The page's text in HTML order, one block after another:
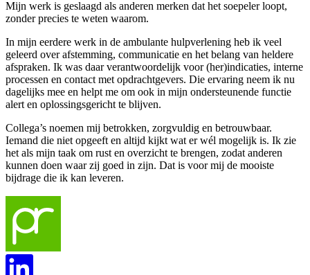
Mijn werk is geslaagd als anderen merken dat het soepeler loopt,
zonder precies te weten waarom.
In mijn eerdere werk in de ambulante hulpverlening heb ik veel
geleerd over afstemming, communicatie en het belang van heldere
afspraken. Ik was daar verantwoordelijk voor (her)indicaties, interne
processen en contact met opdrachtgevers. Die ervaring neem ik nu
dagelijks mee en helpt me om ook in mijn ondersteunende functie
alert en oplossingsgericht te blijven.
Collega’s noemen mij betrokken, zorgvuldig en betrouwbaar.
Iemand die niet opgeeft en altijd kijkt wat er wél mogelijk is. Ik zie
het als mijn taak om rust en overzicht te brengen, zodat anderen
kunnen doen waar zij goed in zijn. Dat is voor mij de mooiste
bijdrage die ik kan leveren.